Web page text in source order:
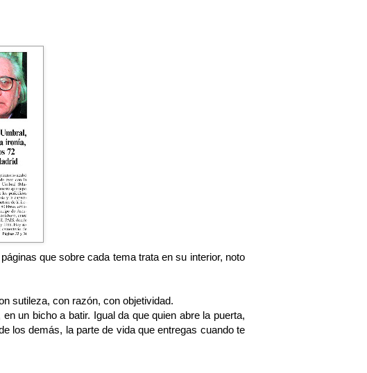
que sobre cada tema trata en su interior, noto
sutileza, con razón, con objetividad.
un bicho a batir. Igual da que quien abre la puerta,
los demás, la parte de vida que entregas cuando te